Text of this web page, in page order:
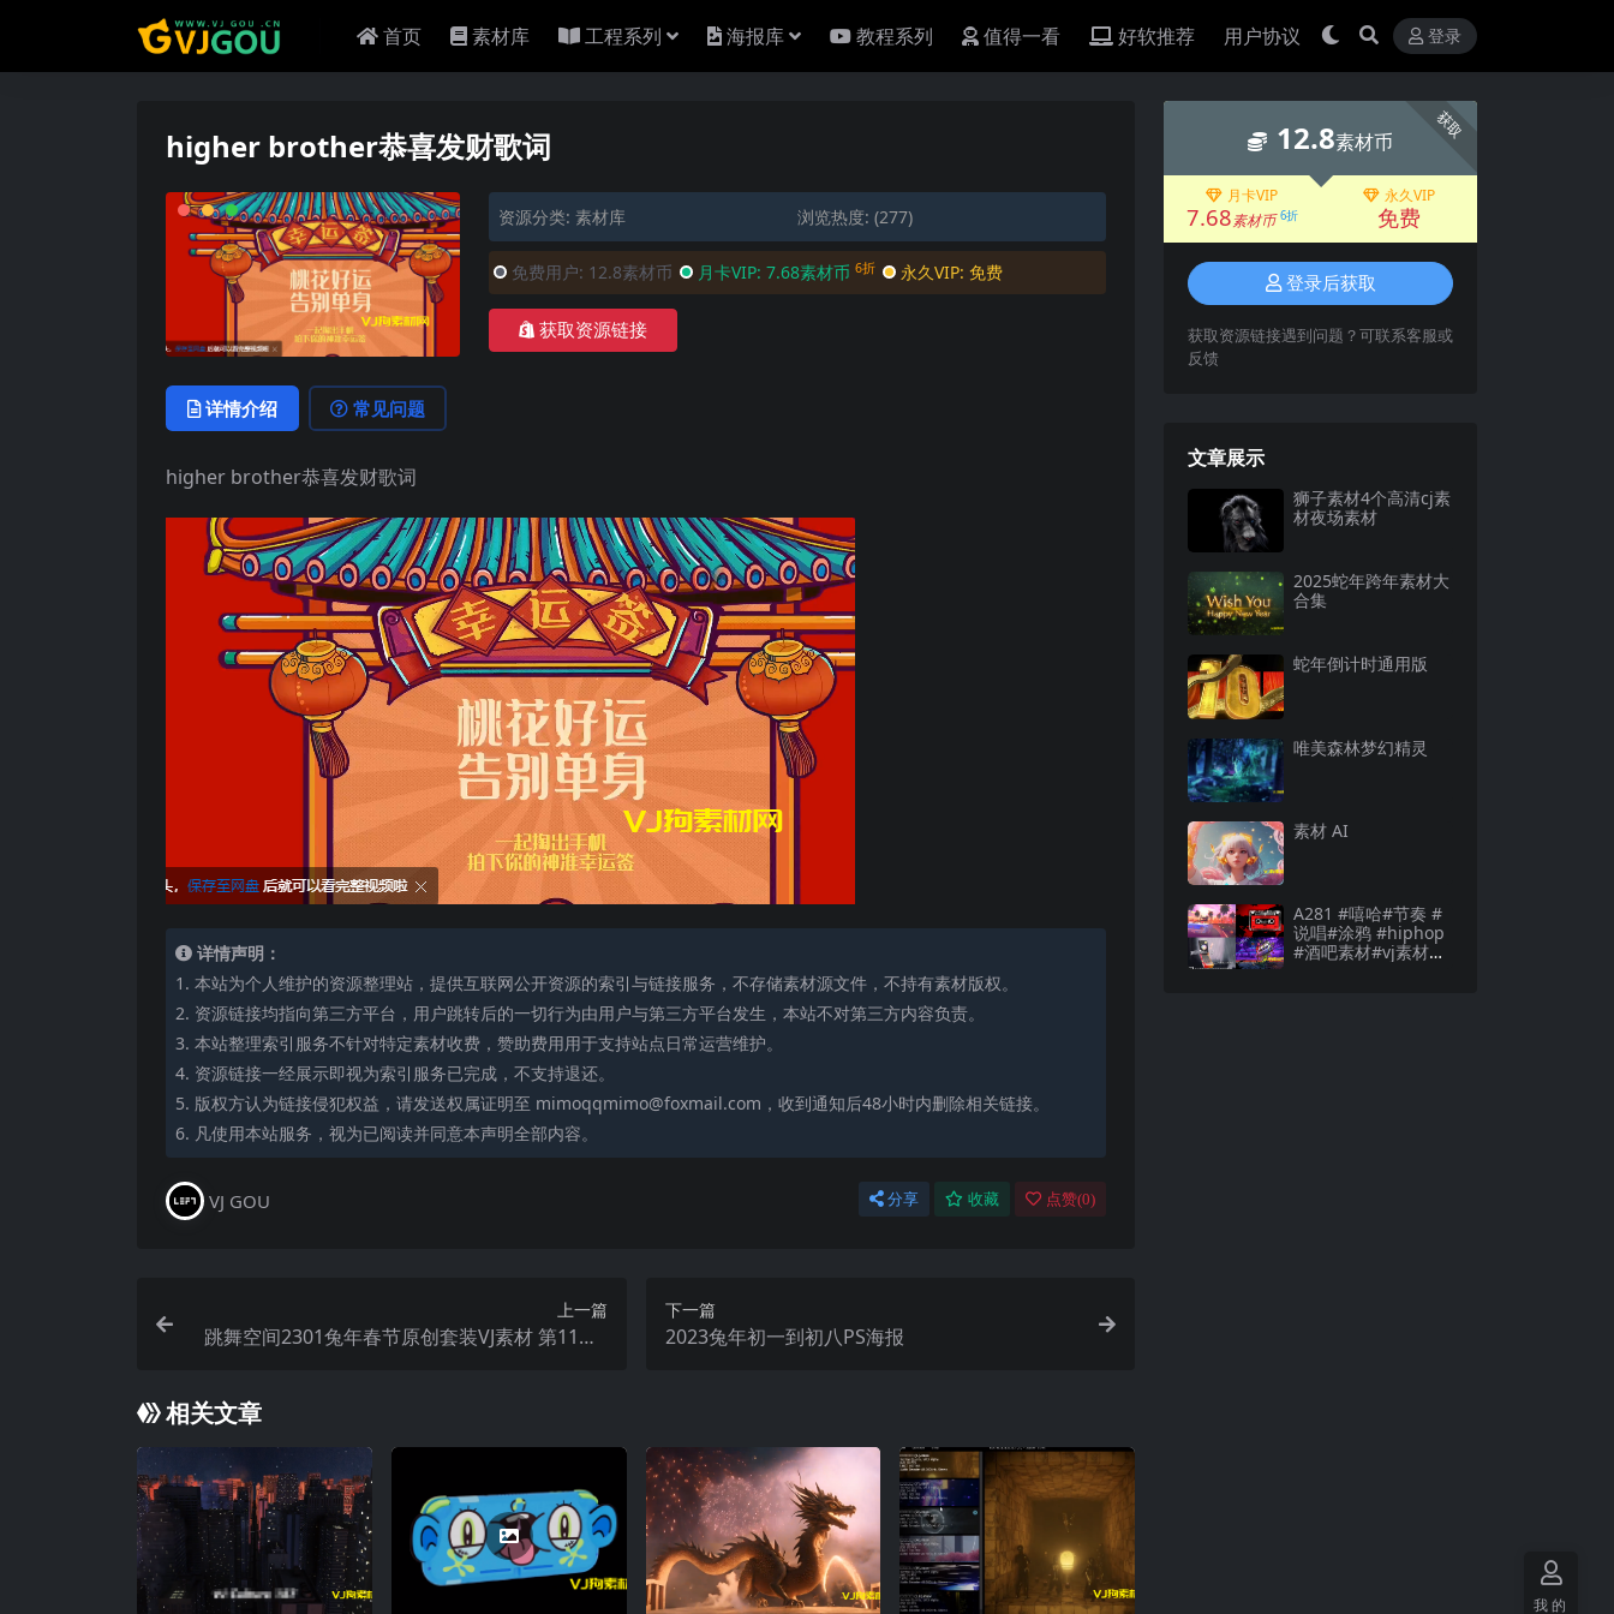
首页 素材库 工程系列 海报库 教程系列 值得一看 好软推荐 用户协议 登录
higher brother恭喜发财歌词
资源分类: 素材库 浏览热度: (277)
免费用户: 12.8素材币 月卡VIP: 7.68素材币 6折 永久VIP: 免费
获取资源链接
详情介绍 常见问题
higher brother恭喜发财歌词
详情声明：
1. 本站为个人维护的资源整理站，提供互联网公开资源的索引与链接服务，不存储素材源文件，不持有素材版权。
2. 资源链接均指向第三方平台，用户跳转后的一切行为由用户与第三方平台发生，本站不对第三方内容负责。
3. 本站整理索引服务不针对特定素材收费，赞助费用用于支持站点日常运营维护。
4. 资源链接一经展示即视为索引服务已完成，不支持退还。
5. 版权方认为链接侵犯权益，请发送权属证明至 mimoqqmimo@foxmail.com，收到通知后48小时内删除相关链接。
6. 凡使用本站服务，视为已阅读并同意本声明全部内容。
VJ GOU 分享 收藏 点赞(0)
上一篇
跳舞空间2301兔年春节原创套装VJ素材 第11套L
下一篇
2023兔年初一到初八PS海报
相关文章
获取
12.8素材币
月卡VIP
7.68素材币 6折
永久VIP
免费
登录后获取
获取资源链接遇到问题？可联系客服或
反馈
文章展示
狮子素材4个高清cj素
材夜场素材
2025蛇年跨年素材大
合集
蛇年倒计时通用版
唯美森林梦幻精灵
素材 AI
A281 #嘻哈#节奏 #
说唱#涂鸦 #hiphop
#酒吧素材#vj素材酒
我的